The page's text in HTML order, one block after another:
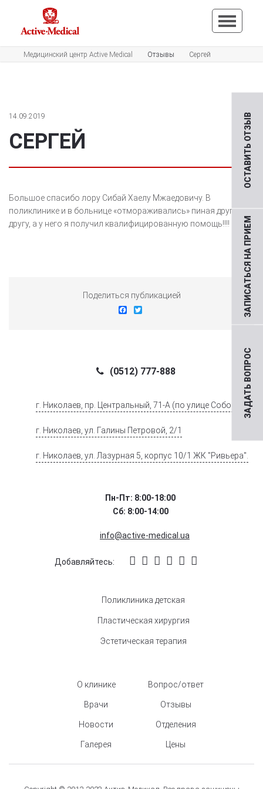
ЗАДАТЬ ВОПРОС
ЗАПИСАТЬСЯ НА ПРИЕМ
ОСТАВИТЬ ОТЗЫВ
Медицинский центр Active Medical Отзывы Сергей
14.09.2019
СЕРГЕЙ
Большое спасибо лору Сибай Хаелу Мжаедовичу. В
поликлинике и в больнице «отмораживались» пиная друг к
другу, а у него я получил квалифицированную помощь!!!!
Поделиться публикацией
Facebook
(0512) 777-888
г. Николаев, пр. Центральный, 71-А (по улице Соборной)
г. Николаев, ул. Галины Петровой, 2/1
г. Николаев, ул. Лазурная 5, корпус 10/1 ЖК "Ривьера".
Пн-Пт: 8:00-18:00
Сб: 8:00-14:00
info@active-medical.ua
Добавляйтесь:
Поликлиника детская
Пластическая хирургия
Эстетическая терапия
О клинике
Врачи
Новости
Галерея
Вопрос/ответ
Отзывы
Отделения
Цены